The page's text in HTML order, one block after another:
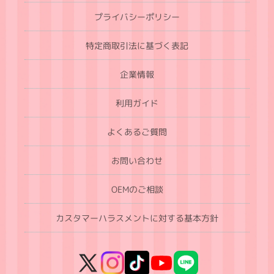
プライバシーポリシー
特定商取引法に基づく表記
企業情報
利用ガイド
よくあるご質問
お問い合わせ
OEMのご相談
カスタマーハラスメントに対する基本方針
X InstagramTikTokYouTubeLINE